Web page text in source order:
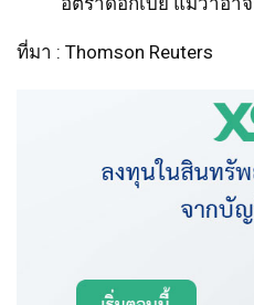
ที่มา : Thomson Reuters